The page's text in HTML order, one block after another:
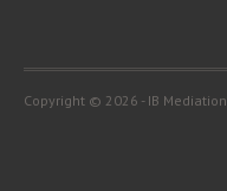
Copyright © 2026 - IB Mediation